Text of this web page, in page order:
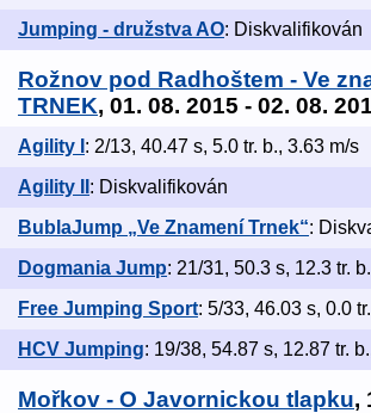
Jumping - družstva AO: Diskvalifikován
Rožnov pod Radhoštem - Ve
TRNEK, 01. 08. 2015 - 02. 08.
Agility I : 2/13, 40.47 s, 5.0 tr. b., 3.63 m/s
Agility II : Diskvalifikován
BublaJump „Ve Znamení Trnek“:
Dogmania Jump: 21/31, 50.3 s, 12.3 tr.
Free Jumping Sport: 5/33, 46.03 s, 0.0
HCV Jumping: 19/38, 54.87 s, 12.87 tr.
Mořkov - O Javornickou tlapku,